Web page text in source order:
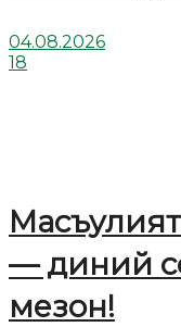
04.08.2026
18
— диний
мезон!